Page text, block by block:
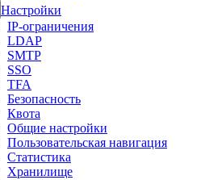
Настройки
IP-ограничения
LDAP
SMTP
SSO
TFA
Безопасность
Квота
Общие настройки
Пользовательская навигация
Статистика
Хранилище